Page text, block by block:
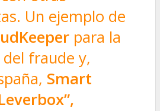
Un ejemplo de
para la
fraude y,
Smart